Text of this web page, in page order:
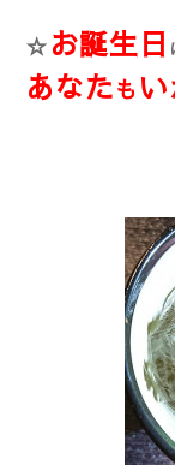
☆お誕生日
あなたも